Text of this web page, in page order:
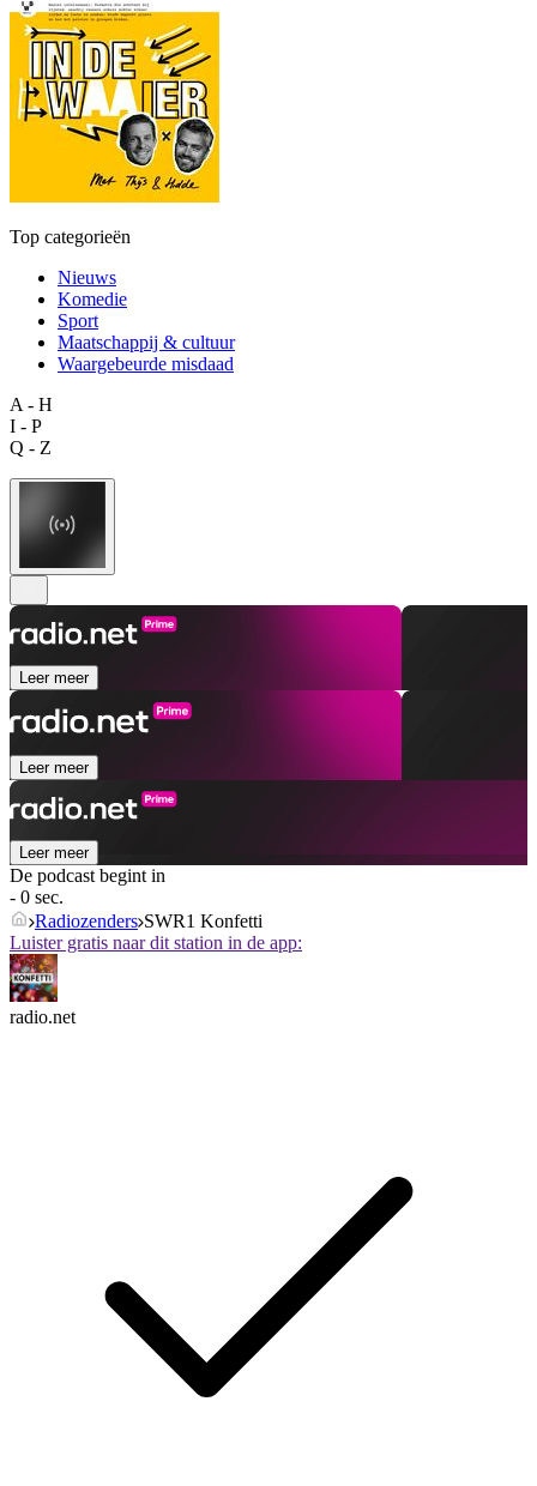
Top categorieën
Nieuws
Komedie
Sport
Maatschappij & cultuur
Waargebeurde misdaad
A - H
I - P
Q - Z
Leer meer
Leer meer
Leer meer
De podcast begint in
- 0 sec.
Radiozenders SWR1 Konfetti
Luister gratis naar dit station in de app:
radio.net